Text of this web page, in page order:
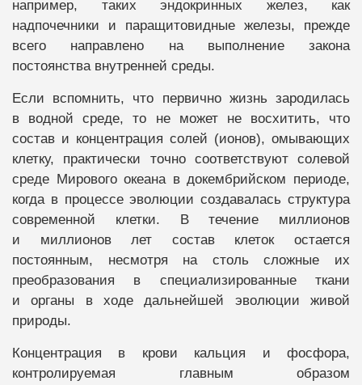
например, таких эндокринных желез, как
надпочечники и паращитовидные железы, прежде
всего направлено на выполнение закона
постоянства внутренней среды.
Если вспомнить, что первично жизнь зародилась
в водной среде, то не может не восхитить, что
состав и концентрация солей (ионов), омывающих
клетку, практически точно соответствуют солевой
среде Мирового океана в докембрийском периоде,
когда в процессе эволюции создавалась структура
современной клетки. В течение миллионов
и миллионов лет состав клеток остается
постоянным, несмотря на столь сложные их
преобразования в специализированные ткани
и органы в ходе дальнейшей эволюции живой
природы.
Концентрация в крови кальция и фосфора,
контролируемая главным образом